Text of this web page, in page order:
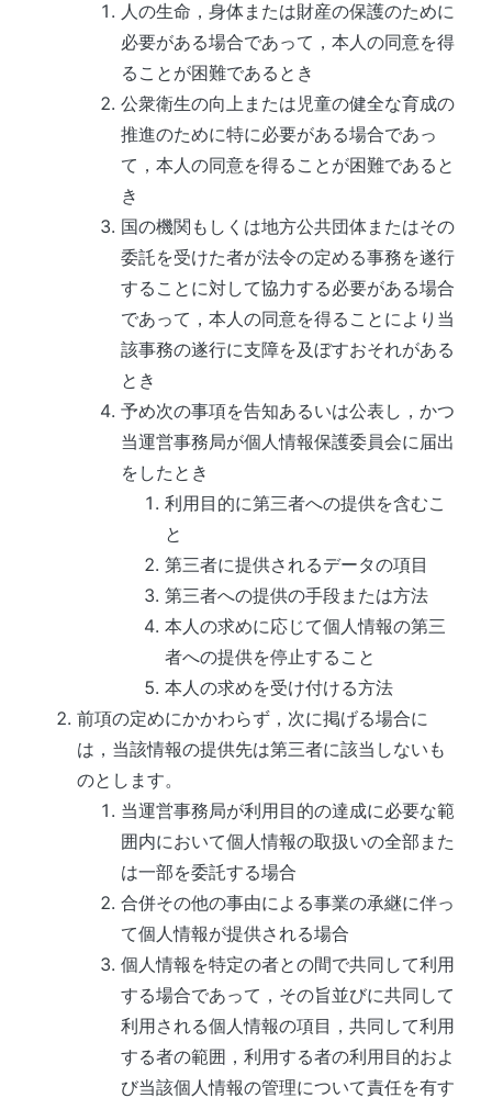
人の生命，身体または財産の保護のために
必要がある場合であって，本人の同意を得
ることが困難であるとき
公衆衛生の向上または児童の健全な育成の
推進のために特に必要がある場合であっ
て，本人の同意を得ることが困難であると
き
国の機関もしくは地方公共団体またはその
委託を受けた者が法令の定める事務を遂行
することに対して協力する必要がある場合
であって，本人の同意を得ることにより当
該事務の遂行に支障を及ぼすおそれがある
とき
予め次の事項を告知あるいは公表し，かつ
当運営事務局が個人情報保護委員会に届出
をしたとき
利用目的に第三者への提供を含むこ
と
第三者に提供されるデータの項目
第三者への提供の手段または方法
本人の求めに応じて個人情報の第三
者への提供を停止すること
本人の求めを受け付ける方法
前項の定めにかかわらず，次に掲げる場合に
は，当該情報の提供先は第三者に該当しないも
のとします。
当運営事務局が利用目的の達成に必要な範
囲内において個人情報の取扱いの全部また
は一部を委託する場合
合併その他の事由による事業の承継に伴っ
て個人情報が提供される場合
個人情報を特定の者との間で共同して利用
する場合であって，その旨並びに共同して
利用される個人情報の項目，共同して利用
する者の範囲，利用する者の利用目的およ
び当該個人情報の管理について責任を有す